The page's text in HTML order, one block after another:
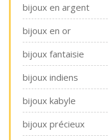
bijoux en argent
bijoux en or
bijoux fantaisie
bijoux indiens
bijoux kabyle
bijoux précieux